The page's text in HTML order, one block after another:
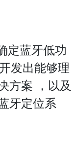
定蓝牙低功
发出能够理
方案 ，以及
牙定位系